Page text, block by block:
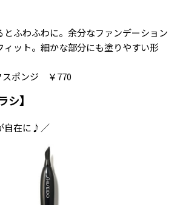
とふわふわに。余分なファンデーション
ィット。細かな部分にも塗りやすい形
スポンジ ￥770
シ】
自在に♪／